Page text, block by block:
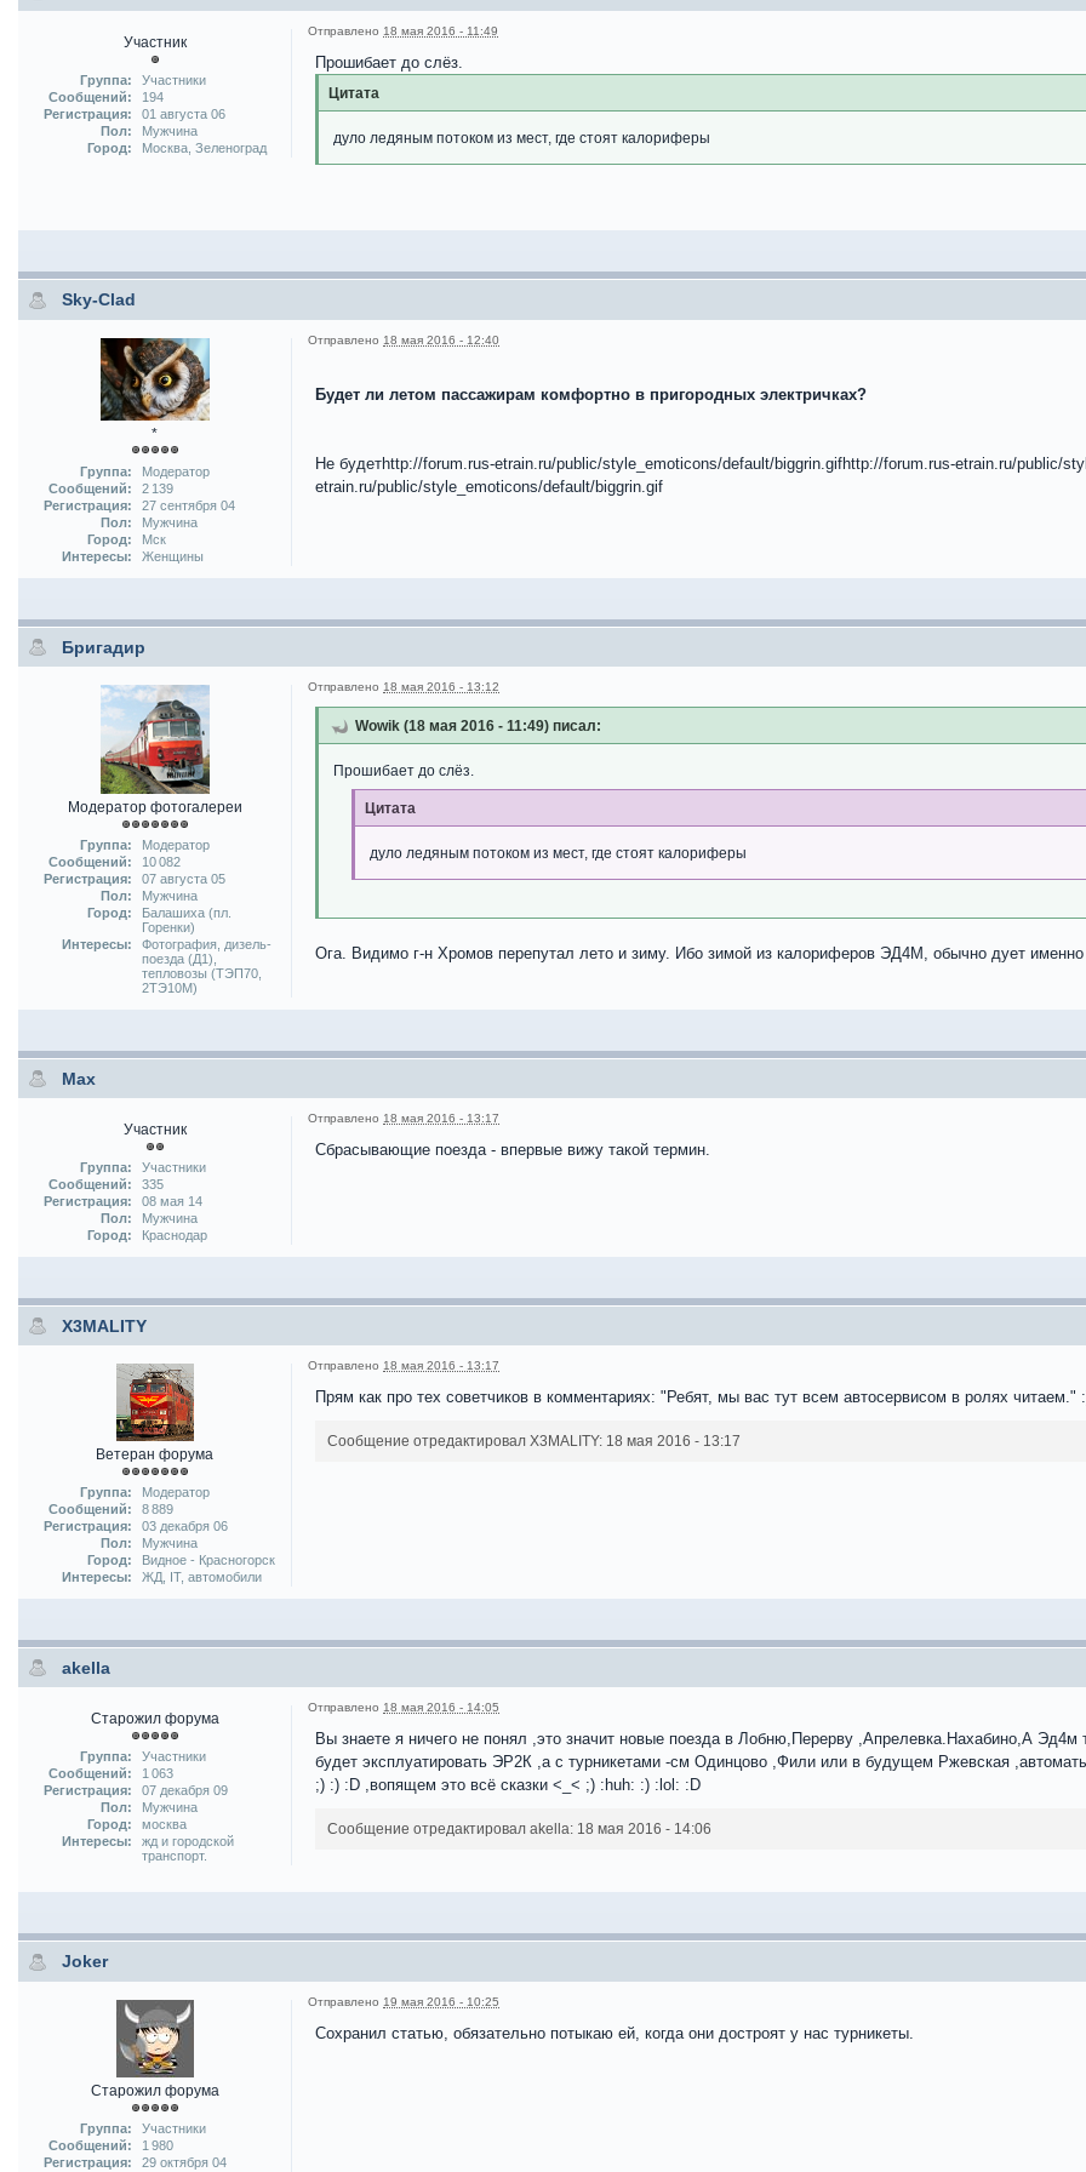
Участник
Группа:
Участники
Сообщений:
194
Регистрация:
01 августа 06
Пол:
Мужчина
Город:
Москва, Зеленоград
Отправлено 18 мая 2016 - 11:49
Прошибает до слёз.
Цитата
дуло ледяным потоком из мест, где стоят калориферы
Sky-Clad
*
Группа:
Модератор
Сообщений:
2 139
Регистрация:
27 сентября 04
Пол:
Мужчина
Город:
Мск
Интересы:
Женщины
Отправлено 18 мая 2016 - 12:40
Будет ли летом пассажирам комфортно в пригородных электричках?
Не будетhttp://forum.rus-etrain.ru/public/style_emoticons/default/biggrin.gifhttp://forum.rus-etrain.ru/public/
etrain.ru/public/style_emoticons/default/biggrin.gif
Бригадир
Модератор фотогалереи
Группа:
Модератор
Сообщений:
10 082
Регистрация:
07 августа 05
Пол:
Мужчина
Город:
Балашиха (пл.
Горенки)
Интересы:
Фотография, дизель-
поезда (Д1),
тепловозы (ТЭП70,
2ТЭ10М)
Отправлено 18 мая 2016 - 13:12
Wowik (18 мая 2016 - 11:49) писал:
Прошибает до слёз.
Цитата
дуло ледяным потоком из мест, где стоят калориферы
Ога. Видимо г-н Хромов перепутал лето и зиму. Ибо зимой из калориферов ЭД4М, обычно дует
Max
Участник
Группа:
Участники
Сообщений:
335
Регистрация:
08 мая 14
Пол:
Мужчина
Город:
Краснодар
Отправлено 18 мая 2016 - 13:17
Сбрасывающие поезда - впервые вижу такой термин.
X3MALITY
Ветеран форума
Группа:
Модератор
Сообщений:
8 889
Регистрация:
03 декабря 06
Пол:
Мужчина
Город:
Видное - Красногорск
Интересы:
ЖД, IT, автомобили
Отправлено 18 мая 2016 - 13:17
Прям как про тех советчиков в комментариях: "Ребят, мы вас тут всем автосервисом в ролях читаем."
Сообщение отредактировал X3MALITY: 18 мая 2016 - 13:17
akella
Старожил форума
Группа:
Участники
Сообщений:
1 063
Регистрация:
07 декабря 09
Пол:
Мужчина
Город:
москва
Интересы:
жд и городской
транспорт.
Отправлено 18 мая 2016 - 14:05
Вы знаете я ничего не понял ,это значит новые поезда в Лобню,Перерву ,Апрелевка.Нахабино,А
будет эксплуатировать ЭР2К ,а с турникетами -см Одинцово ,Фили или в будущем Ржевская
;) :) :D ,вопящем это всё сказки <_< ;) :huh: :) :lol: :D
Сообщение отредактировал akella: 18 мая 2016 - 14:06
Joker
Старожил форума
Группа:
Участники
Сообщений:
1 980
Регистрация:
29 октября 04
Отправлено 19 мая 2016 - 10:25
Сохранил статью, обязательно потыкаю ей, когда они достроят у нас турникеты.